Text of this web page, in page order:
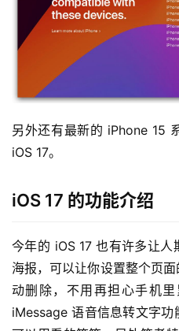
另外还有最新的 iPhone 15
iOS 17。
iOS 17 的功能介绍
今年的 iOS 17 也有许多让
海报，可以让你设置整个页
动删除，不用再担心手机里
iMessage 语音信息转文字